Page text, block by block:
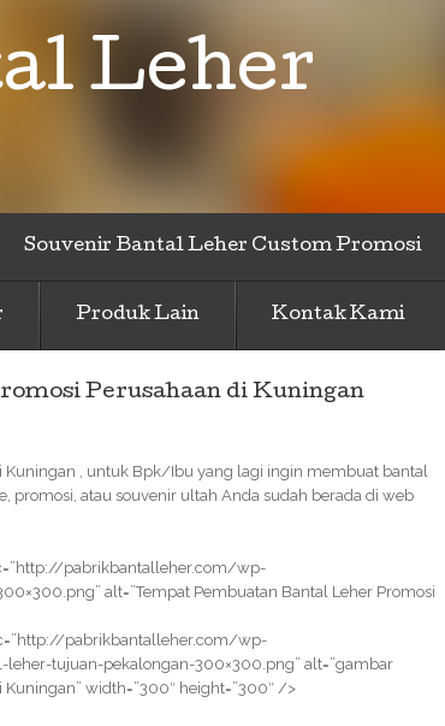
Leher
Souvenir Bantal Leher Custom Promosi
Produk Lain Kontak Kami
Perusahaan di Kuningan
Kuningan , untuk Bpk/Ibu yang lagi ingin membuat bantal
promosi, atau souvenir ultah Anda sudah berada di web
pabrikbantalleher.com/wp-
alt=”Tempat Pembuatan Bantal Leher Promosi
pabrikbantalleher.com/wp-
tujuan-pekalongan-300×300.png” alt=”gambar
width=”300″ height=”300″ />